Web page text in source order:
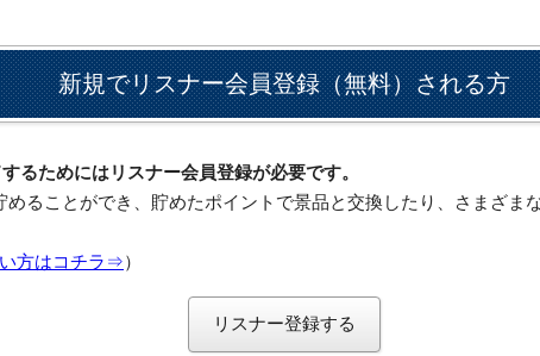
新規でリスナー会員登録（無料）される方
るためにはリスナー会員登録が必要です。
ることができ、貯めたポイントで景品と交換したり、さまざま
方はコチラ⇒）
リスナー登録する